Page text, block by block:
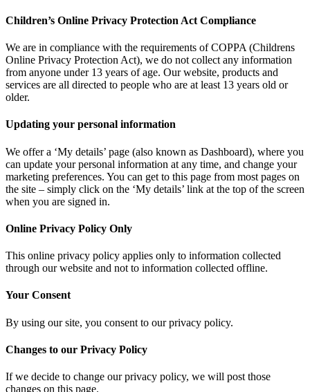
Children’s Online Privacy Protection Act Compliance
We are in compliance with the requirements of COPPA (Childrens
Online Privacy Protection Act), we do not collect any information
from anyone under 13 years of age. Our website, products and
services are all directed to people who are at least 13 years old or
older.
Updating your personal information
We offer a ‘My details’ page (also known as Dashboard), where you
can update your personal information at any time, and change your
marketing preferences. You can get to this page from most pages on
the site – simply click on the ‘My details’ link at the top of the screen
when you are signed in.
Online Privacy Policy Only
This online privacy policy applies only to information collected
through our website and not to information collected offline.
Your Consent
By using our site, you consent to our privacy policy.
Changes to our Privacy Policy
If we decide to change our privacy policy, we will post those
changes on this page.